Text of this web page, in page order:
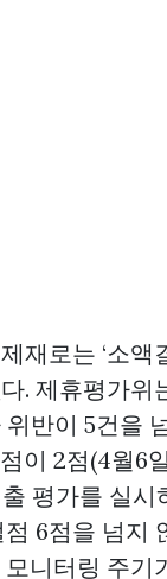
재로는 ‘소액
. 제휴평가위
반이 5건을
이 2점(4월6
평가를 실시
점 6점을 넘지
니터링 주기